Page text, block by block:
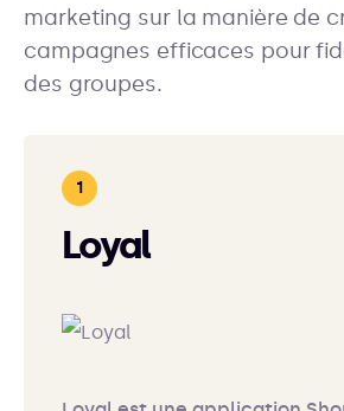
marketing sur la manière de
campagnes efficaces pour
des groupes.
Loyal